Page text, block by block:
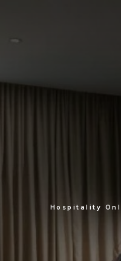
Hospitality